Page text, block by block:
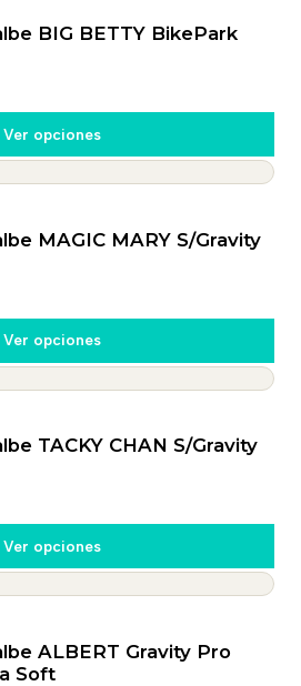
BIG BETTY BikePark
Ver opciones
MAGIC MARY S/Gravity
Ver opciones
TACKY CHAN S/Gravity
Ver opciones
ALBERT Gravity Pro
Soft